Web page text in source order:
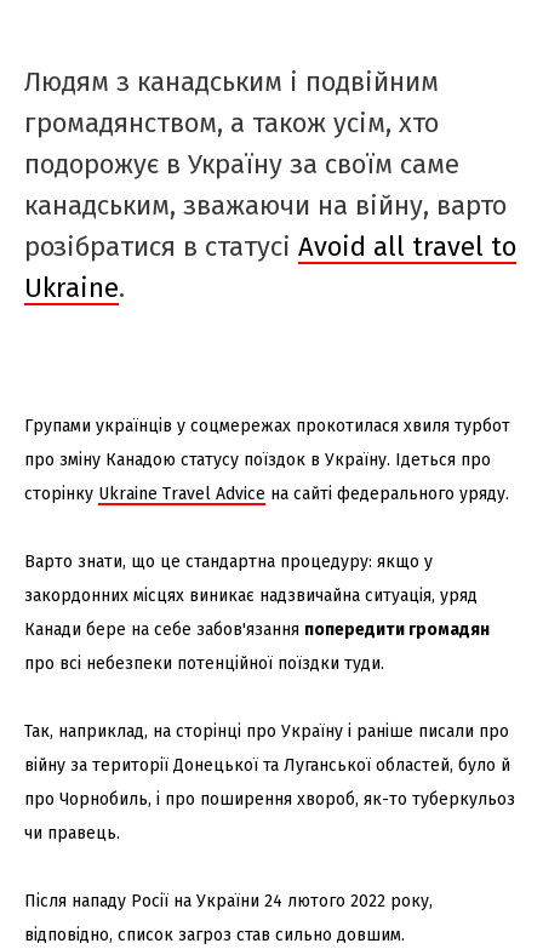
Людям з канадським і подвійним
громадянством, а також усім, хто
подорожує в Україну за своїм саме
канадським, зважаючи на війну, варто
розібратися в статусі Avoid all travel to
Ukraine.
Групами українців у соцмережах прокотилася хвиля турбот
про зміну Канадою статусу поїздок в Україну. Ідеться про
сторінку Ukraine Travel Advice на сайті федерального уряду.
Варто знати, що це стандартна процедуру: якщо у
закордонних місцях виникає надзвичайна ситуація, уряд
Канади бере на себе забов'язання попередити громадян
про всі небезпеки потенційної поїздки туди.
Так, наприклад, на сторінці про Україну і раніше писали про
війну за території Донецької та Луганської областей, було й
про Чорнобиль, і про поширення хвороб, як-то туберкульоз
чи правець.
Після нападу Росії на України 24 лютого 2022 року,
відповідно, список загроз став сильно довшим.